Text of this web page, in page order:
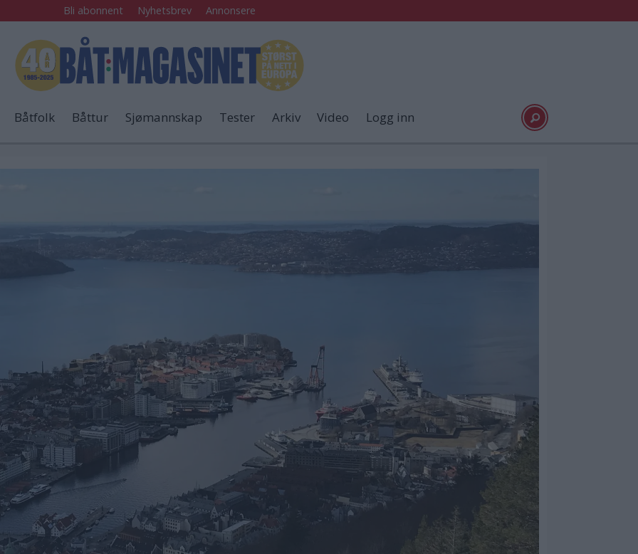
Bli abonnent Nyhetsbrev Annonsere
Båtfolk Båttur Sjømannskap Tester Arkiv Video Logg inn